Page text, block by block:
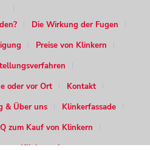
Die Wirkung der Fugen
Preise von Klinkern
oder vor Ort
Kontakt
& Über uns
Klinkerfassade
zum Kauf von Klinkern